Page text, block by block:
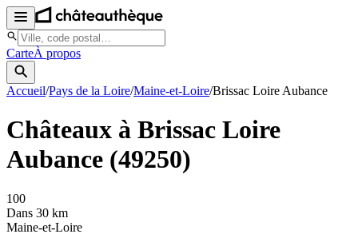
CarteÀ propos
Accueil/Pays de la Loire/Maine-et-Loire/Brissac Loire Aubance
Châteaux à Brissac Loire
Aubance (49250)
100
Dans 30 km
Maine-et-Loire